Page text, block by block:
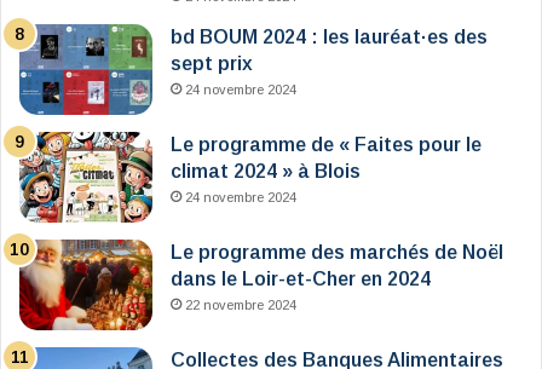
bd BOUM 2024 : les lauréat·es des
sept prix
24 novembre 2024
Le programme de « Faites pour le
climat 2024 » à Blois
24 novembre 2024
Le programme des marchés de Noël
dans le Loir-et-Cher en 2024
22 novembre 2024
Collectes des Banques Alimentaires